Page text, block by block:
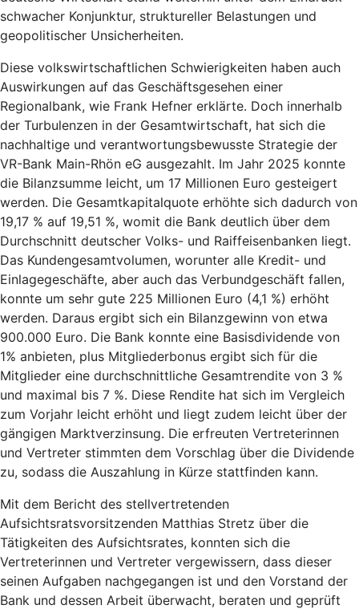
schwacher Konjunktur, struktureller Belastungen und
geopolitischer Unsicherheiten.
Diese volkswirtschaftlichen Schwierigkeiten haben auch
Auswirkungen auf das Geschäftsgesehen einer
Regionalbank, wie Frank Hefner erklärte. Doch innerhalb
der Turbulenzen in der Gesamtwirtschaft, hat sich die
nachhaltige und verantwortungsbewusste Strategie der
VR-Bank Main-Rhön eG ausgezahlt. Im Jahr 2025 konnte
die Bilanzsumme leicht, um 17 Millionen Euro gesteigert
werden. Die Gesamtkapitalquote erhöhte sich dadurch von
19,17 % auf 19,51 %, womit die Bank deutlich über dem
Durchschnitt deutscher Volks- und Raiffeisenbanken liegt.
Das Kundengesamtvolumen, worunter alle Kredit- und
Einlagegeschäfte, aber auch das Verbundgeschäft fallen,
konnte um sehr gute 225 Millionen Euro (4,1 %) erhöht
werden. Daraus ergibt sich ein Bilanzgewinn von etwa
900.000 Euro. Die Bank konnte eine Basisdividende von
1% anbieten, plus Mitgliederbonus ergibt sich für die
Mitglieder eine durchschnittliche Gesamtrendite von 3 %
und maximal bis 7 %. Diese Rendite hat sich im Vergleich
zum Vorjahr leicht erhöht und liegt zudem leicht über der
gängigen Marktverzinsung. Die erfreuten Vertreterinnen
und Vertreter stimmten dem Vorschlag über die Dividende
zu, sodass die Auszahlung in Kürze stattfinden kann.
Mit dem Bericht des stellvertretenden
Aufsichtsratsvorsitzenden Matthias Stretz über die
Tätigkeiten des Aufsichtsrates, konnten sich die
Vertreterinnen und Vertreter vergewissern, dass dieser
seinen Aufgaben nachgegangen ist und den Vorstand der
Bank und dessen Arbeit überwacht, beraten und geprüft